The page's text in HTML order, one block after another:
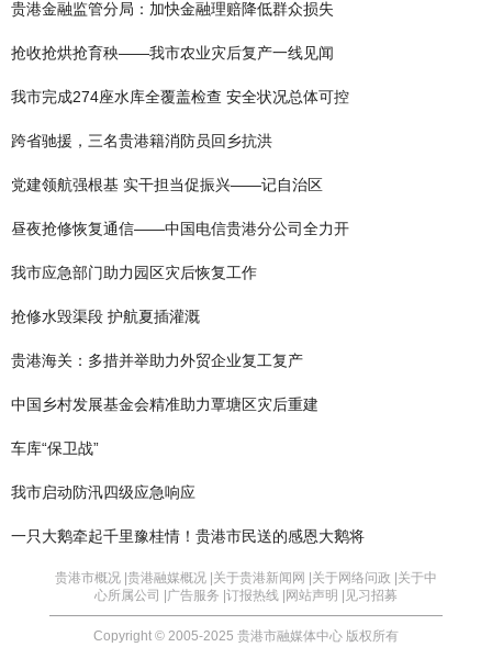
贵港金融监管分局：加快金融理赔降低群众损失
抢收抢烘抢育秧——我市农业灾后复产一线见闻
我市完成274座水库全覆盖检查 安全状况总体可控
跨省驰援，三名贵港籍消防员回乡抗洪
党建领航强根基 实干担当促振兴——记自治区
昼夜抢修恢复通信——中国电信贵港分公司全力开
我市应急部门助力园区灾后恢复工作
抢修水毁渠段 护航夏插灌溉
贵港海关：多措并举助力外贸企业复工复产
中国乡村发展基金会精准助力覃塘区灾后重建
车库“保卫战”
我市启动防汛四级应急响应
一只大鹅牵起千里豫桂情！贵港市民送的感恩大鹅将
贵港市概况 | 贵港融媒概况 | 关于贵港新闻网 | 关于网络问政 | 关于中
心所属公司 | 广告服务 | 订报热线 | 网站声明 | 见习招募
Copyright © 2005-2025 贵港市融媒体中心 版权所有